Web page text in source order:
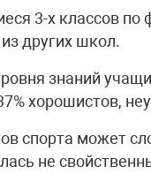
3-х классов
других школ.
знаний
хорошистов,
спорта может
не